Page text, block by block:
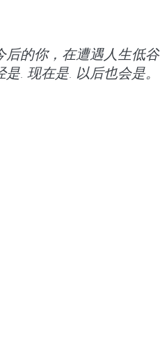
后的你，在遭遇人生低谷
. 现在是. 以后也会是。